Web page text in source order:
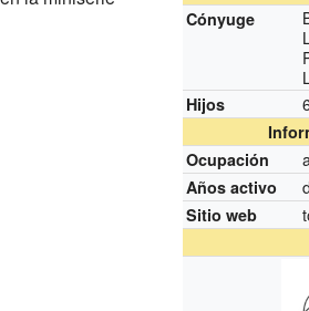
Cónyuge
Hijos
Ocupación
Años activo
Sitio web